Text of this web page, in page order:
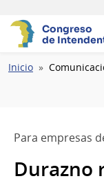
Congreso
de
Ruta
Inicio
Para empresas
Durazno